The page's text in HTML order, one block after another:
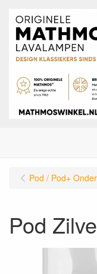
Pod / Pod+
Pod